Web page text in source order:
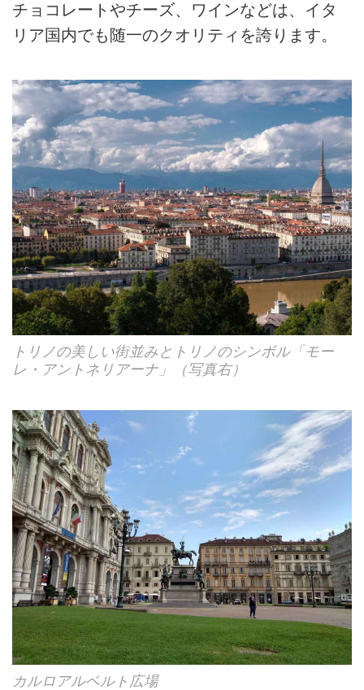
チョコレートやチーズ、ワインなどは、イタ
リア国内でも随一のクオリティを誇ります。
トリノの美しい街並みとトリノのシンボル「モー
レ・アントネリアーナ」（写真右）
カルロアルベルト広場